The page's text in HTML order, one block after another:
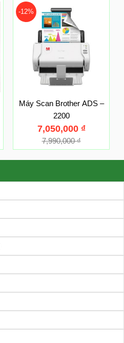
-12%
Máy Scan Brother ADS –
2200
7,990,000₫
7,050,000 ₫